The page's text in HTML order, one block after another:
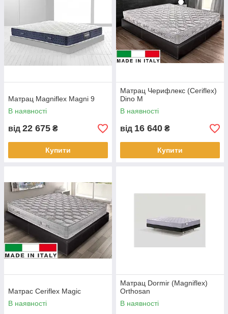
Матрац Magniflex Magni 9
В наявності
від 22 675 ₴
Купити
Матрац Черифлекс (Ceriflex)
Dino M
В наявності
від 16 640 ₴
Купити
Матрас Ceriflex Magic
В наявності
Матрац Dormir (Magniflex)
Orthosan
В наявності